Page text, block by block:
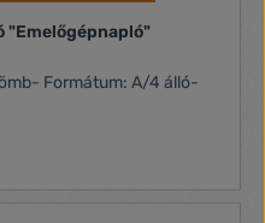
"Emelőgépnapló"
Formátum: A/4 álló-